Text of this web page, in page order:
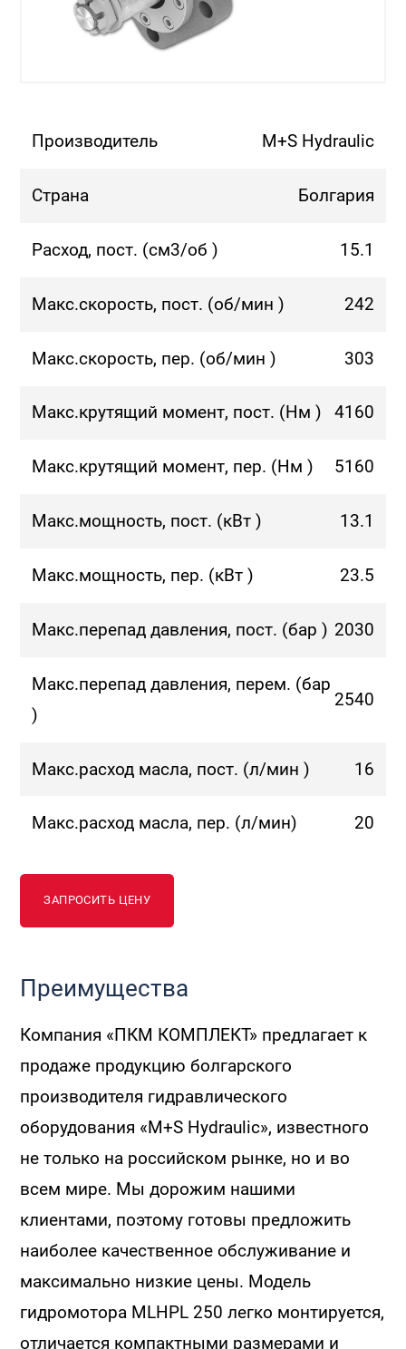
Производитель M+S Hydraulic
Страна Болгария
Расход, пост. (см3/об ) 15.1
Макс.скорость, пост. (об/мин ) 242
Макс.скорость, пер. (об/мин ) 303
Макс.крутящий момент, пост. (Нм ) 4160
Макс.крутящий момент, пер. (Нм ) 5160
Макс.мощность, пост. (кВт ) 13.1
Макс.мощность, пер. (кВт ) 23.5
Макс.перепад давления, пост. (бар ) 2030
Макс.перепад давления, перем. (бар
)
2540
Макс.расход масла, пост. (л/мин ) 16
Макс.расход масла, пер. (л/мин) 20
ЗАПРОСИТЬ ЦЕНУ
Преимущества
Компания «ПКМ КОМПЛЕКТ» предлагает к
продаже продукцию болгарского
производителя гидравлического
оборудования «M+S Hydraulic», известного
не только на российском рынке, но и во
всем мире. Мы дорожим нашими
клиентами, поэтому готовы предложить
наиболее качественное обслуживание и
максимально низкие цены. Модель
гидромотора MLHPL 250 легко монтируется,
отличается компактными размерами и